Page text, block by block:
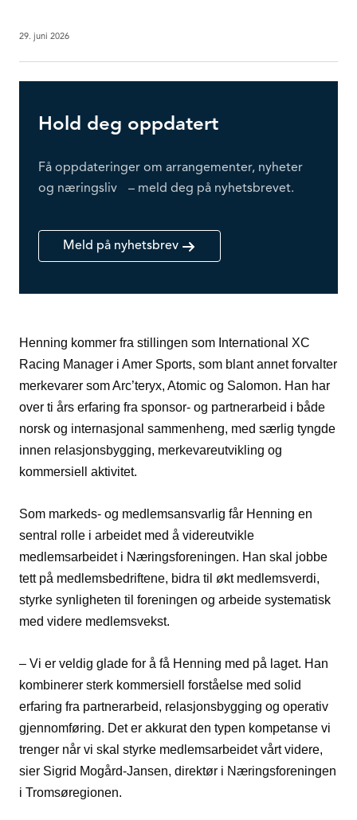
29. juni 2026
Hold deg oppdatert
Få oppdateringer om arrangementer, nyheter
og næringsliv – meld deg på nyhetsbrevet.
Meld på nyhetsbrev
Henning kommer fra stillingen som International XC
Racing Manager i Amer Sports, som blant annet forvalter
merkevarer som Arc’teryx, Atomic og Salomon. Han har
over ti års erfaring fra sponsor- og partnerarbeid i både
norsk og internasjonal sammenheng, med særlig tyngde
innen relasjonsbygging, merkevareutvikling og
kommersiell aktivitet.
Som markeds- og medlemsansvarlig får Henning en
sentral rolle i arbeidet med å videreutvikle
medlemsarbeidet i Næringsforeningen. Han skal jobbe
tett på medlemsbedriftene, bidra til økt medlemsverdi,
styrke synligheten til foreningen og arbeide systematisk
med videre medlemsvekst.
– Vi er veldig glade for å få Henning med på laget. Han
kombinerer sterk kommersiell forståelse med solid
erfaring fra partnerarbeid, relasjonsbygging og operativ
gjennomføring. Det er akkurat den typen kompetanse vi
trenger når vi skal styrke medlemsarbeidet vårt videre,
sier Sigrid Mogård-Jansen, direktør i Næringsforeningen
i Tromsøregionen.